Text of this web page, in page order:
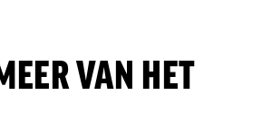
VAN HET